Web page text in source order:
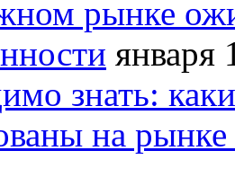
рынке
января
знать:
на